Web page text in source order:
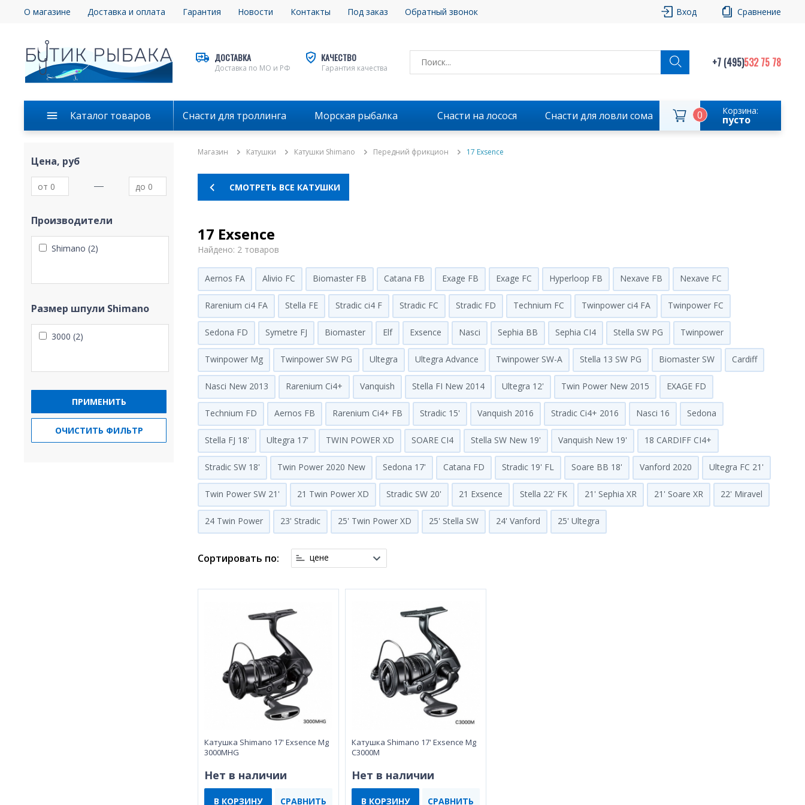
О магазине Доставка и оплата Гарантия Новости Контакты Под заказ Обратный звонок Вход Сравнение
ДОСТАВКА
Доставка по МО и РФ
КАЧЕСТВО
Гарантия качества +7 (495)532 75 78
Каталог товаров Снасти для троллинга Морская рыбалка Снасти на лосося Снасти для ловли сома Корзина:
пусто
0
Цена, руб
Производители
Shimano (2)
Размер шпули Shimano
3000 (2)
ПРИМЕНИТЬ
ОЧИСТИТЬ ФИЛЬТР
Магазин Катушки Катушки Shimano Передний фрикцион 17 Exsence
СМОТРЕТЬ ВСЕ КАТУШКИ
17 Exsence
Найдено: 2 товаров
Aernos FA Alivio FC Biomaster FB Catana FB Exage FB Exage FC Hyperloop FB Nexave FB Nexave FC
Rarenium ci4 FA Stella FE Stradic ci4 F Stradic FC Stradic FD Technium FC Twinpower ci4 FA Twinpower FC
Sedona FD Symetre FJ Biomaster Elf Exsence Nasci Sephia BB Sephia CI4 Stella SW PG Twinpower
Twinpower Mg Twinpower SW PG Ultegra Ultegra Advance Twinpower SW-A Stella 13 SW PG Biomaster SW Cardiff
Nasci New 2013 Rarenium Ci4+ Vanquish Stella FI New 2014 Ultegra 12' Twin Power New 2015 EXAGE FD
Technium FD Aernos FB Rarenium Ci4+ FB Stradic 15' Vanquish 2016 Stradic Ci4+ 2016 Nasci 16 Sedona
Stella FJ 18' Ultegra 17' TWIN POWER XD SOARE CI4 Stella SW New 19' Vanquish New 19' 18 CARDIFF CI4+
Stradic SW 18' Twin Power 2020 New Sedona 17' Catana FD Stradic 19' FL Soare BB 18' Vanford 2020 Ultegra FC 21'
Twin Power SW 21' 21 Twin Power XD Stradic SW 20' 21 Exsence Stella 22' FK 21' Sephia XR 21' Soare XR 22' Miravel
24 Twin Power 23' Stradic 25' Twin Power XD 25' Stella SW 24' Vanford 25' Ultegra
Сортировать по: цене
Катушка Shimano 17' Exsence Mg
3000MHG
Нет в наличии
В КОРЗИНУ СРАВНИТЬ
Катушка Shimano 17' Exsence Mg
C3000M
Нет в наличии
В КОРЗИНУ СРАВНИТЬ